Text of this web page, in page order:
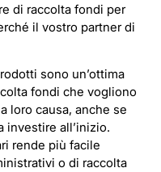
di raccolta fondi per
il vostro partner di
sono un’ottima
fondi che vogliono
loro causa, anche se
investire all’inizio.
rende più facile
o di raccolta